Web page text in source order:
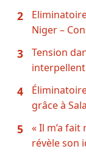
2
Niger –
3
Tension
4
grâce à
5
« Il m’a
révèle son